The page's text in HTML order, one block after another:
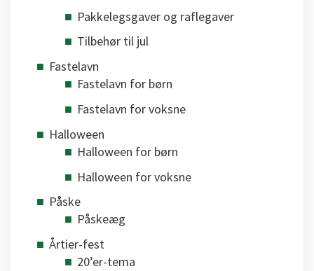
Pakkelegsgaver og raflegaver
Tilbehør til jul
Fastelavn
Fastelavn for børn
Fastelavn for voksne
Halloween
Halloween for børn
Halloween for voksne
Påske
Påskeæg
Årtier-fest
20’er-tema